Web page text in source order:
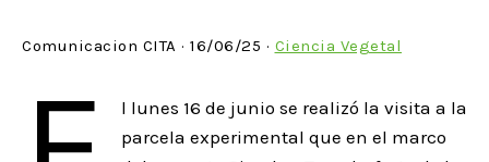
Comunicacion CITA · 16/06/25 · Ciencia Vegetal
l lunes 16 de junio se realizó la visita a la
parcela experimental que en el marco